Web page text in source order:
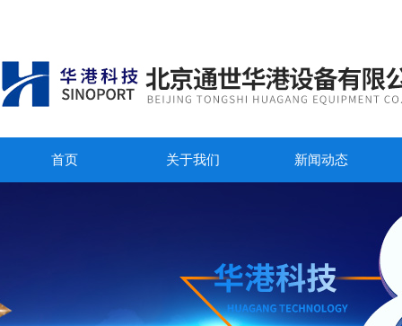
首页 关于我们 新闻动态